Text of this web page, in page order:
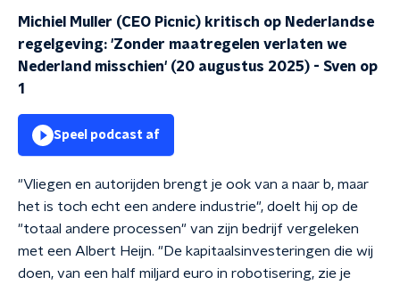
Michiel Muller (CEO Picnic) kritisch op Nederlandse
regelgeving: 'Zonder maatregelen verlaten we
Nederland misschien' (20 augustus 2025) - Sven op
1
Speel podcast af
"Vliegen en autorijden brengt je ook van a naar b, maar
het is toch echt een andere industrie", doelt hij op de
"totaal andere processen" van zijn bedrijf vergeleken
met een Albert Heijn. "De kapitaalsinvesteringen die wij
doen, van een half miljard euro in robotisering, zie je